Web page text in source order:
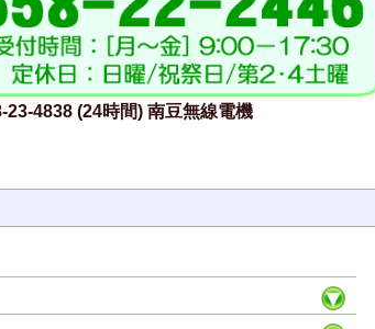
23-4838 (24時間) 南豆無線電機